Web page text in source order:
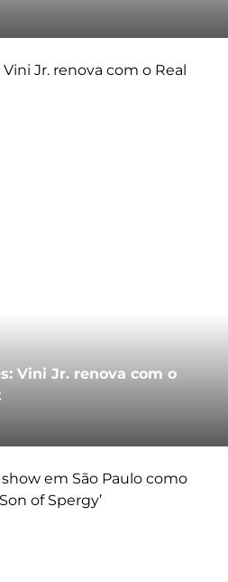
Vini Jr. renova com o